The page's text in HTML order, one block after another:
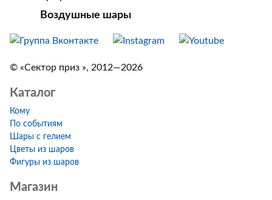
Воздушные шары
© «Сектор приз », 2012—2026
Каталог
Кому
По событиям
Шары с гелием
Цветы из шаров
Фигуры из шаров
Магазин